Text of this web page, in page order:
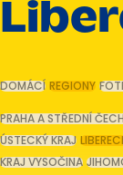
DOMÁCÍ REGIONY
PRAHA A STŘEDNÍ
ÚSTECKÝ KRAJ
KRAJ VYSOČINA